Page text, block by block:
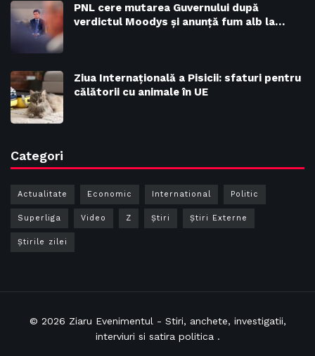
PNL cere mutarea Guvernului după
verdictul Moodys și anunță fum alb la…
Ziua Internațională a Pisicii: sfaturi pentru
călătorii cu animale în UE
Categori
Actualitate Economic International Politic
Superliga Video Z Ştiri Știri Externe
Știrile zilei
© 2026 Ziaru Evenimentul - Stiri, anchete, investigatii,
interviuri si satira politica .